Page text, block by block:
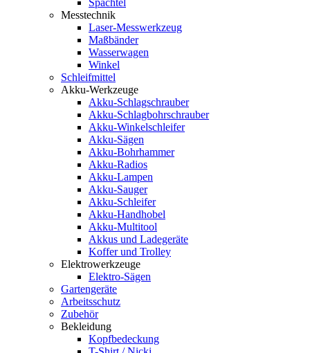
Spachtel
Messtechnik
Laser-Messwerkzeug
Maßbänder
Wasserwagen
Winkel
Schleifmittel
Akku-Werkzeuge
Akku-Schlagschrauber
Akku-Schlagbohrschrauber
Akku-Winkelschleifer
Akku-Sägen
Akku-Bohrhammer
Akku-Radios
Akku-Lampen
Akku-Sauger
Akku-Schleifer
Akku-Handhobel
Akku-Multitool
Akkus und Ladegeräte
Koffer und Trolley
Elektrowerkzeuge
Elektro-Sägen
Gartengeräte
Arbeitsschutz
Zubehör
Bekleidung
Kopfbedeckung